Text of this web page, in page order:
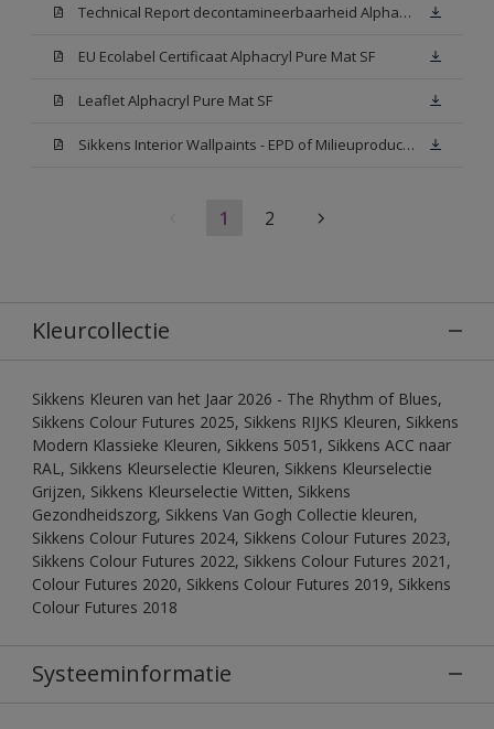
Technical Report decontamineerbaarheid Alphacryl Pure Mat SF
EU Ecolabel Certificaat Alphacryl Pure Mat SF
Leaflet Alphacryl Pure Mat SF
Sikkens Interior Wallpaints - EPD of Milieuproductverklaring
1 2
Kleurcollectie
Sikkens Kleuren van het Jaar 2026 - The Rhythm of Blues,
Sikkens Colour Futures 2025, Sikkens RIJKS Kleuren, Sikkens
Modern Klassieke Kleuren, Sikkens 5051, Sikkens ACC naar
RAL, Sikkens Kleurselectie Kleuren, Sikkens Kleurselectie
Grijzen, Sikkens Kleurselectie Witten, Sikkens
Gezondheidszorg, Sikkens Van Gogh Collectie kleuren,
Sikkens Colour Futures 2024, Sikkens Colour Futures 2023,
Sikkens Colour Futures 2022, Sikkens Colour Futures 2021,
Colour Futures 2020, Sikkens Colour Futures 2019, Sikkens
Colour Futures 2018
Systeeminformatie